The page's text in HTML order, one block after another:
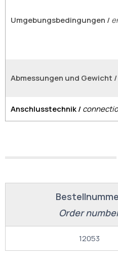
Umgebungsbedingungen /
Abmessungen und Gewicht /
Anschlusstechnik /
Order
12053